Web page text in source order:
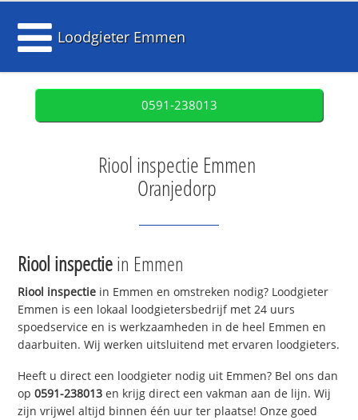
Loodgieter Emmen
0591-238013
Riool inspectie Emmen
Oranjedorp
Riool inspectiein Emmen
Riool inspectie in Emmen en omstreken nodig? Loodgieter
Emmen is een lokaal loodgietersbedrijf met 24 uurs
spoedservice en is werkzaamheden in de heel Emmen en
daarbuiten. Wij werken uitsluitend met ervaren loodgieters.
Heeft u direct een loodgieter nodig uit Emmen? Bel ons dan
op0591-238013 en krijg direct een vakman aan de lijn. Wij
zijn vrijwel altijd binnen één uur ter plaatse! Onze goed